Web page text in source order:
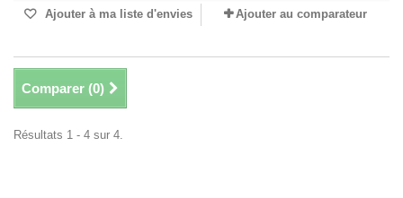
Ajouter à ma liste d'envies Ajouter au comparateur
Comparer (0)
Résultats 1 - 4 sur 4.